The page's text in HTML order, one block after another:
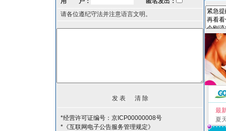
请各位遵纪守法并注意语言文明。
*经营许可证编号：京ICP00000008号
*《互联网电子公告服务管理规定》
最
夏